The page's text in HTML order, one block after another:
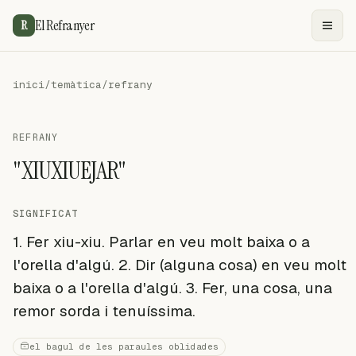
R El Refranyer
inici/temàtica/refrany
REFRANY
"XIUXIUEJAR"
SIGNIFICAT
1. Fer xiu-xiu. Parlar en veu molt baixa o a
l'orella d'algú. 2. Dir (alguna cosa) en veu molt
baixa o a l'orella d'algú. 3. Fer, una cosa, una
remor sorda i tenuíssima.
el bagul de les paraules oblidades